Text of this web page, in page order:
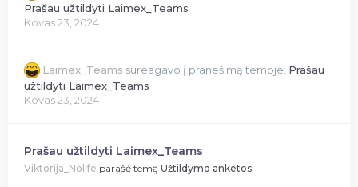
Prašau užtildyti Laimex_Teams
Kovas 23, 2024
Laimex_Teams sureagavo į pranešimą temoje: Prašau
užtildyti Laimex_Teams
Kovas 23, 2024
Prašau užtildyti Laimex_Teams
Viktorija_Nolife parašė temą Užtildymo anketos